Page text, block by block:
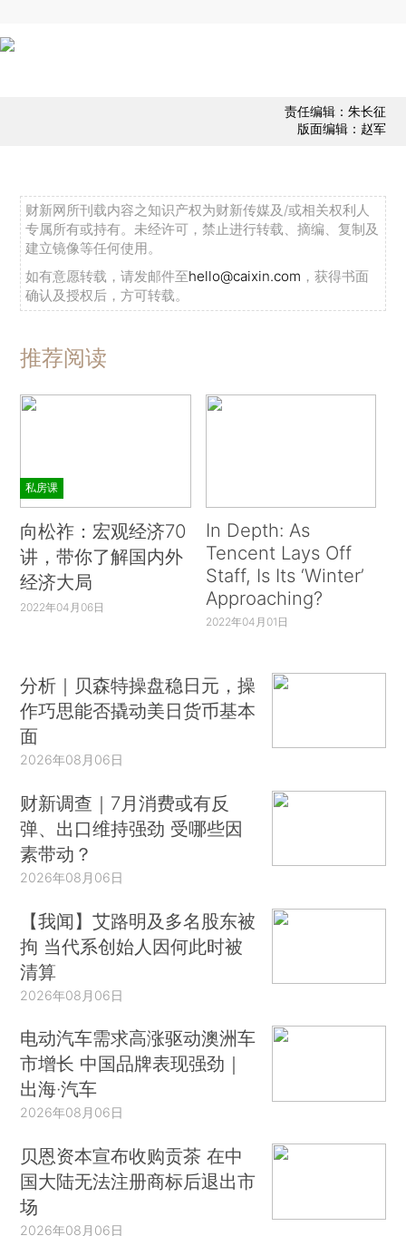
责任编辑：朱长征
版面编辑：赵军
财新网所刊载内容之知识产权为财新传媒及/或相关权利人
专属所有或持有。未经许可，禁止进行转载、摘编、复制及
建立镜像等任何使用。
如有意愿转载，请发邮件至hello@caixin.com ，获得书面
确认及授权后，方可转载。
推荐阅读
私房课
向松祚：宏观经济70
讲，带你了解国内外
经济大局
2022年04月06日
In Depth: As
Tencent Lays Off
Staff, Is Its ‘Winter’
Approaching?
2022年04月01日
分析｜贝森特操盘稳日元，操
作巧思能否撬动美日货币基本
面
2026年08月06日
财新调查｜7月消费或有反
弹、出口维持强劲 受哪些因
素带动？
2026年08月06日
【我闻】艾路明及多名股东被
拘 当代系创始人因何此时被
清算
2026年08月06日
电动汽车需求高涨驱动澳洲车
市增长 中国品牌表现强劲｜
出海·汽车
2026年08月06日
贝恩资本宣布收购贡茶 在中
国大陆无法注册商标后退出市
场
2026年08月06日